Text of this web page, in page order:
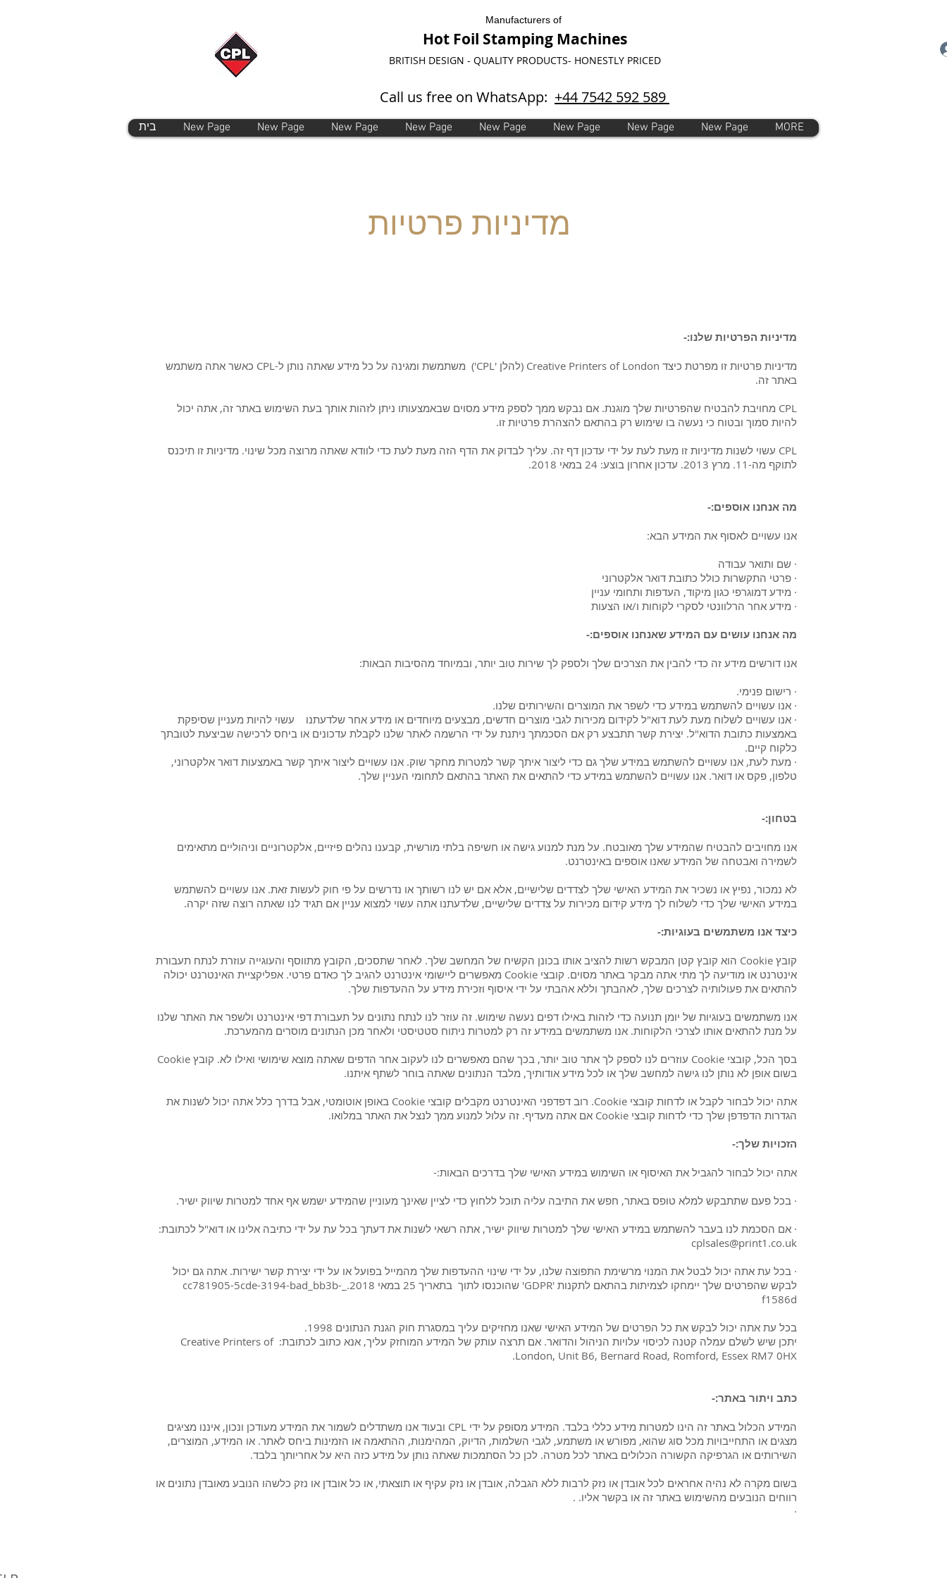
Manufacturers of
Hot Foil Stamping Machines
BRITISH DESIGN - QUALITY PRODUCTS- HONESTLY PRICED
Call us free on WhatsApp: +44 7542 592 589
בית New Page New Page New Page New Page New Page New Page New Page New Page MORE
מדיניות פרטיות
מדיניות הפרטיות שלנו:-
מדיניות פרטיות זו מפרטת כיצד Creative Printers of London (להלן 'CPL') משתמשת ומגינה על כל מידע שאתה נותן ל-CPL כאשר אתה משתמש
באתר זה.
CPL מחויבת להבטיח שהפרטיות שלך מוגנת. אם נבקש ממך לספק מידע מסוים שבאמצעותו ניתן לזהות אותך בעת השימוש באתר זה, אתה יכול
להיות סמוך ובטוח כי נעשה בו שימוש רק בהתאם להצהרת פרטיות זו.
CPL עשוי לשנות מדיניות זו מעת לעת על ידי עדכון דף זה. עליך לבדוק את הדף הזה מעת לעת כדי לוודא שאתה מרוצה מכל שינוי. מדיניות זו תיכנס
לתוקף מה-11. מרץ 2013. עדכון אחרון בוצע: 24 במאי 2018.
מה אנחנו אוספים:-
אנו עשויים לאסוף את המידע הבא:
· שם ותואר עבודה
· פרטי התקשרות כולל כתובת דואר אלקטרוני
· מידע דמוגרפי כגון מיקוד, העדפות ותחומי עניין
· מידע אחר הרלוונטי לסקרי לקוחות ו/או הצעות
מה אנחנו עושים עם המידע שאנחנו אוספים:-
אנו דורשים מידע זה כדי להבין את הצרכים שלך ולספק לך שירות טוב יותר, ובמיוחד מהסיבות הבאות:
· רישום פנימי.
· אנו עשויים להשתמש במידע כדי לשפר את המוצרים והשירותים שלנו.
· אנו עשויים לשלוח מעת לעת דוא"ל לקידום מכירות לגבי מוצרים חדשים, מבצעים מיוחדים או מידע אחר שלדעתנו עשוי להיות מעניין שסיפקת
באמצעות כתובת הדוא"ל. יצירת קשר תתבצע רק אם הסכמתך ניתנת על ידי הרשמה לאתר שלנו לקבלת עדכונים או ביחס לרכישה שביצעת לטובתך
כלקוח קיים.
· מעת לעת, אנו עשויים להשתמש במידע שלך גם כדי ליצור איתך קשר למטרות מחקר שוק. אנו עשויים ליצור איתך קשר באמצעות דואר אלקטרוני,
טלפון, פקס או דואר. אנו עשויים להשתמש במידע כדי להתאים את האתר בהתאם לתחומי העניין שלך.
בטחון:-
אנו מחויבים להבטיח שהמידע שלך מאובטח. על מנת למנוע גישה או חשיפה בלתי מורשית, קבענו נהלים פיזיים, אלקטרוניים וניהוליים מתאימים
לשמירה ואבטחה של המידע שאנו אוספים באינטרנט.
לא נמכור, נפיץ או נשכיר את המידע האישי שלך לצדדים שלישיים, אלא אם יש לנו רשותך או נדרשים על פי חוק לעשות זאת. אנו עשויים להשתמש
במידע האישי שלך כדי לשלוח לך מידע קידום מכירות על צדדים שלישיים, שלדעתנו אתה עשוי למצוא עניין אם תגיד לנו שאתה רוצה שזה יקרה.
כיצד אנו משתמשים בעוגיות:-
קובץ Cookie הוא קובץ קטן המבקש רשות להציב אותו בכונן הקשיח של המחשב שלך. לאחר שתסכים, הקובץ מתווסף והעוגייה עוזרת לנתח תעבורת
אינטרנט או מודיעה לך מתי אתה מבקר באתר מסוים. קובצי Cookie מאפשרים ליישומי אינטרנט להגיב לך כאדם פרטי. אפליקציית האינטרנט יכולה
להתאים את פעולותיה לצרכים שלך, לאהבתך וללא אהבתי על ידי איסוף וזכירת מידע על ההעדפות שלך.
אנו משתמשים בעוגיות של יומן תנועה כדי לזהות באילו דפים נעשה שימוש. זה עוזר לנו לנתח נתונים על תעבורת דפי אינטרנט ולשפר את האתר שלנו
על מנת להתאים אותו לצרכי הלקוחות. אנו משתמשים במידע זה רק למטרות ניתוח סטטיסטי ולאחר מכן הנתונים מוסרים מהמערכת.
בסך הכל, קובצי Cookie עוזרים לנו לספק לך אתר טוב יותר, בכך שהם מאפשרים לנו לעקוב אחר הדפים שאתה מוצא שימושי ואילו לא. קובץ Cookie
בשום אופן לא נותן לנו גישה למחשב שלך או לכל מידע אודותיך, מלבד הנתונים שאתה בוחר לשתף איתנו.
אתה יכול לבחור לקבל או לדחות קובצי Cookie. רוב דפדפני האינטרנט מקבלים קובצי Cookie באופן אוטומטי, אבל בדרך כלל אתה יכול לשנות את
הגדרות הדפדפן שלך כדי לדחות קובצי Cookie אם אתה מעדיף. זה עלול למנוע ממך לנצל את האתר במלואו.
הזכויות שלך:-
אתה יכול לבחור להגביל את האיסוף או השימוש במידע האישי שלך בדרכים הבאות:-
· בכל פעם שתתבקש למלא טופס באתר, חפש את התיבה עליה תוכל ללחוץ כדי לציין שאינך מעוניין שהמידע ישמש אף אחד למטרות שיווק ישיר.
· אם הסכמת לנו בעבר להשתמש במידע האישי שלך למטרות שיווק ישיר, אתה רשאי לשנות את דעתך בכל עת על ידי כתיבה אלינו או דוא"ל לכתובת:
cplsales@print1.co.uk
· בכל עת אתה יכול לבטל את המנוי מרשימת התפוצה שלנו, על ידי שינוי ההעדפות שלך מהמייל בפועל או על ידי יצירת קשר ישירות. אתה גם יכול
לבקש שהפרטים שלך יימחקו לצמיתות בהתאם לתקנות 'GDPR' שהוכנסו לתוך בתאריך 25 במאי 2018._cc781905-5cde-3194-bad_bb3b-
f1586d
​בכל עת אתה יכול לבקש את כל הפרטים של המידע האישי שאנו מחזיקים עליך במסגרת חוק הגנת הנתונים 1998.
יתכן שיש לשלם עמלה קטנה לכיסוי עלויות הניהול והדואר. אם תרצה עותק של המידע המוחזק עליך, אנא כתוב לכתובת: Creative Printers of
London, Unit B6, Bernard Road, Romford, Essex RM7 0HX.
כתב ויתור באתר:-
המידע הכלול באתר זה הינו למטרות מידע כללי בלבד. המידע מסופק על ידי CPL ובעוד אנו משתדלים לשמור את המידע מעודכן ונכון, איננו מציגים
מצגים או התחייבויות מכל סוג שהוא, מפורש או משתמע, לגבי השלמות, הדיוק, המהימנות, ההתאמה או הזמינות ביחס לאתר. או המידע, המוצרים,
השירותים או הגרפיקה הקשורה הכלולים באתר לכל מטרה. לכן כל הסתמכות שאתה נותן על מידע כזה היא על אחריותך בלבד.
בשום מקרה לא נהיה אחראים לכל אובדן או נזק לרבות ללא הגבלה, אובדן או נזק עקיף או תוצאתי, או כל אובדן או נזק כלשהו הנובע מאובדן נתונים או
רווחים הנובעים מהשימוש באתר זה או בקשר אליו. .
·